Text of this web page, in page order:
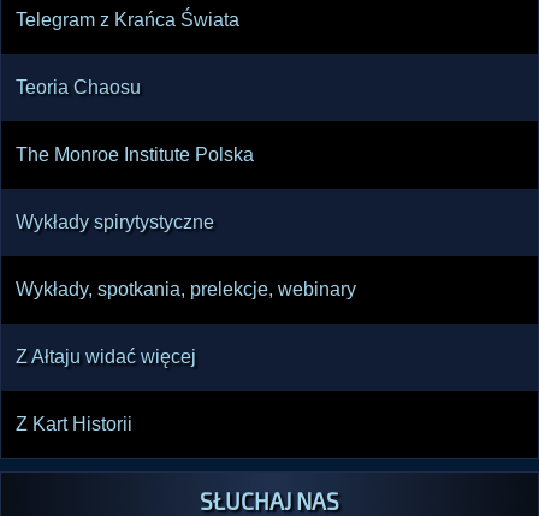
Telegram z Krańca Świata
Teoria Chaosu
The Monroe Institute Polska
Wykłady spirytystyczne
Wykłady, spotkania, prelekcje, webinary
Z Ałtaju widać więcej
Z Kart Historii
SŁUCHAJ NAS